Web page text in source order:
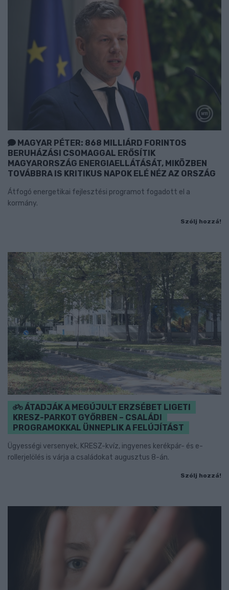
MAGYAR PÉTER: 868 MILLIÁRD FORINTOS
BERUHÁZÁSI CSOMAGGAL ERŐSÍTIK
MAGYARORSZÁG ENERGIAELLÁTÁSÁT, MIKÖZBEN
TOVÁBBRA IS KRITIKUS NAPOK ELÉ NÉZ AZ ORSZÁG
Átfogó energetikai fejlesztési programot fogadott el a
kormány.
Szólj hozzá!
ÁTADJÁK A MEGÚJULT ERZSÉBET LIGETI
KRESZ-PARKOT GYŐRBEN – CSALÁDI
PROGRAMOKKAL ÜNNEPLIK A FELÚJÍTÁST
Ügyességi versenyek, KRESZ-kvíz, ingyenes kerékpár- és e-
rollerjelölés is várja a családokat augusztus 8-án.
Szólj hozzá!